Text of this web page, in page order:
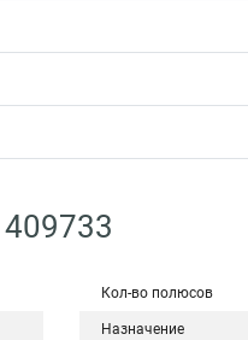
Кол-во полюсов
Назначение